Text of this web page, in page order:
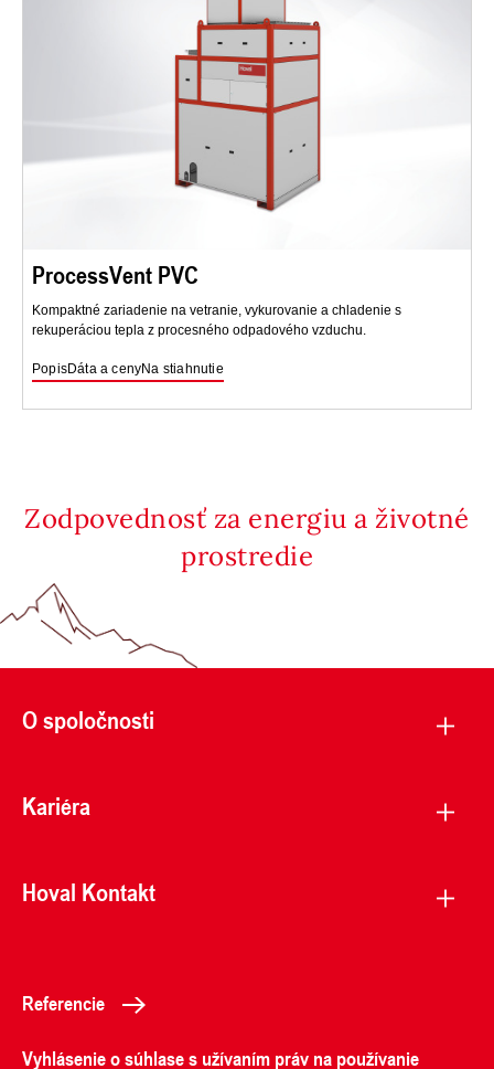
ProcessVent PVC
Kompaktné zariadenie na vetranie, vykurovanie a chladenie s
rekuperáciou tepla z procesného odpadového vzduchu.
PopisDáta a cenyNa stiahnutie
Zodpovednosť za energiu a životné
prostredie
O spoločnosti
Kariéra
Hoval Kontakt
Referencie
Vyhlásenie o súhlase s užívaním práv na používanie